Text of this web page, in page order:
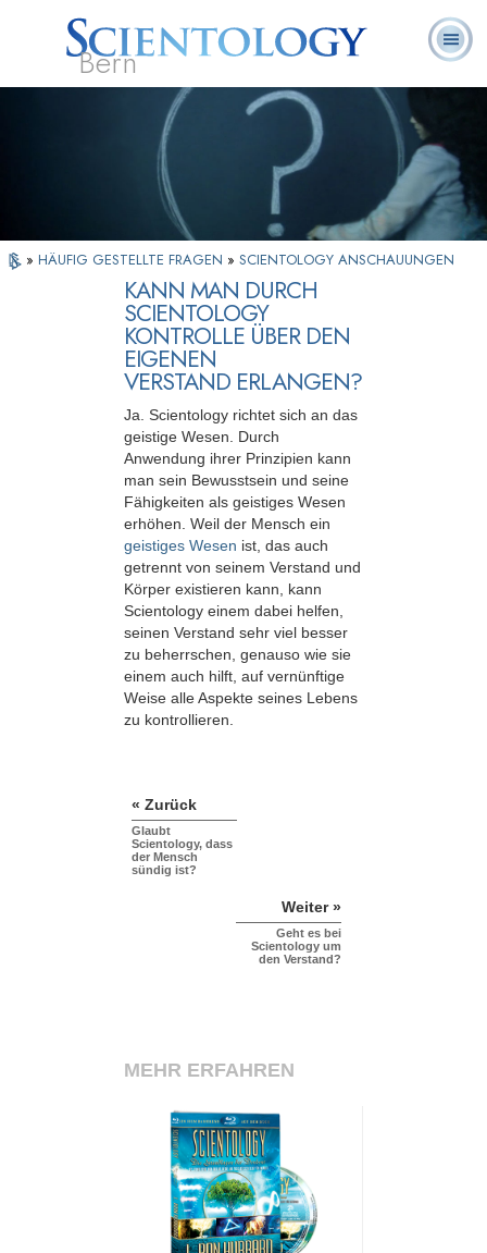
Bern
Scientology?
Ehrenamtliche
Geistliche
Häufig gestellte
Fragen
» HÄUFIG GESTELLTE FRAGEN » SCIENTOLOGY ANSCHAUUNGEN
KANN MAN DURCH
SCIENTOLOGY
KONTROLLE ÜBER DEN
EIGENEN
VERSTAND ERLANGEN?
Ja. Scientology richtet sich an das
geistige Wesen. Durch
Anwendung ihrer Prinzipien kann
man sein Bewusstsein und seine
Fähigkeiten als geistiges Wesen
erhöhen. Weil der Mensch ein
geistiges Wesen ist, das auch
getrennt von seinem Verstand und
Körper existieren kann, kann
Scientology einem dabei helfen,
seinen Verstand sehr viel besser
zu beherrschen, genauso wie sie
einem auch hilft, auf vernünftige
Weise alle Aspekte seines Lebens
zu kontrollieren.
« Zurück
Glaubt
Scientology, dass
der Mensch
sündig ist?
Weiter »
Geht es bei
Scientology um
den Verstand?
MEHR ERFAHREN